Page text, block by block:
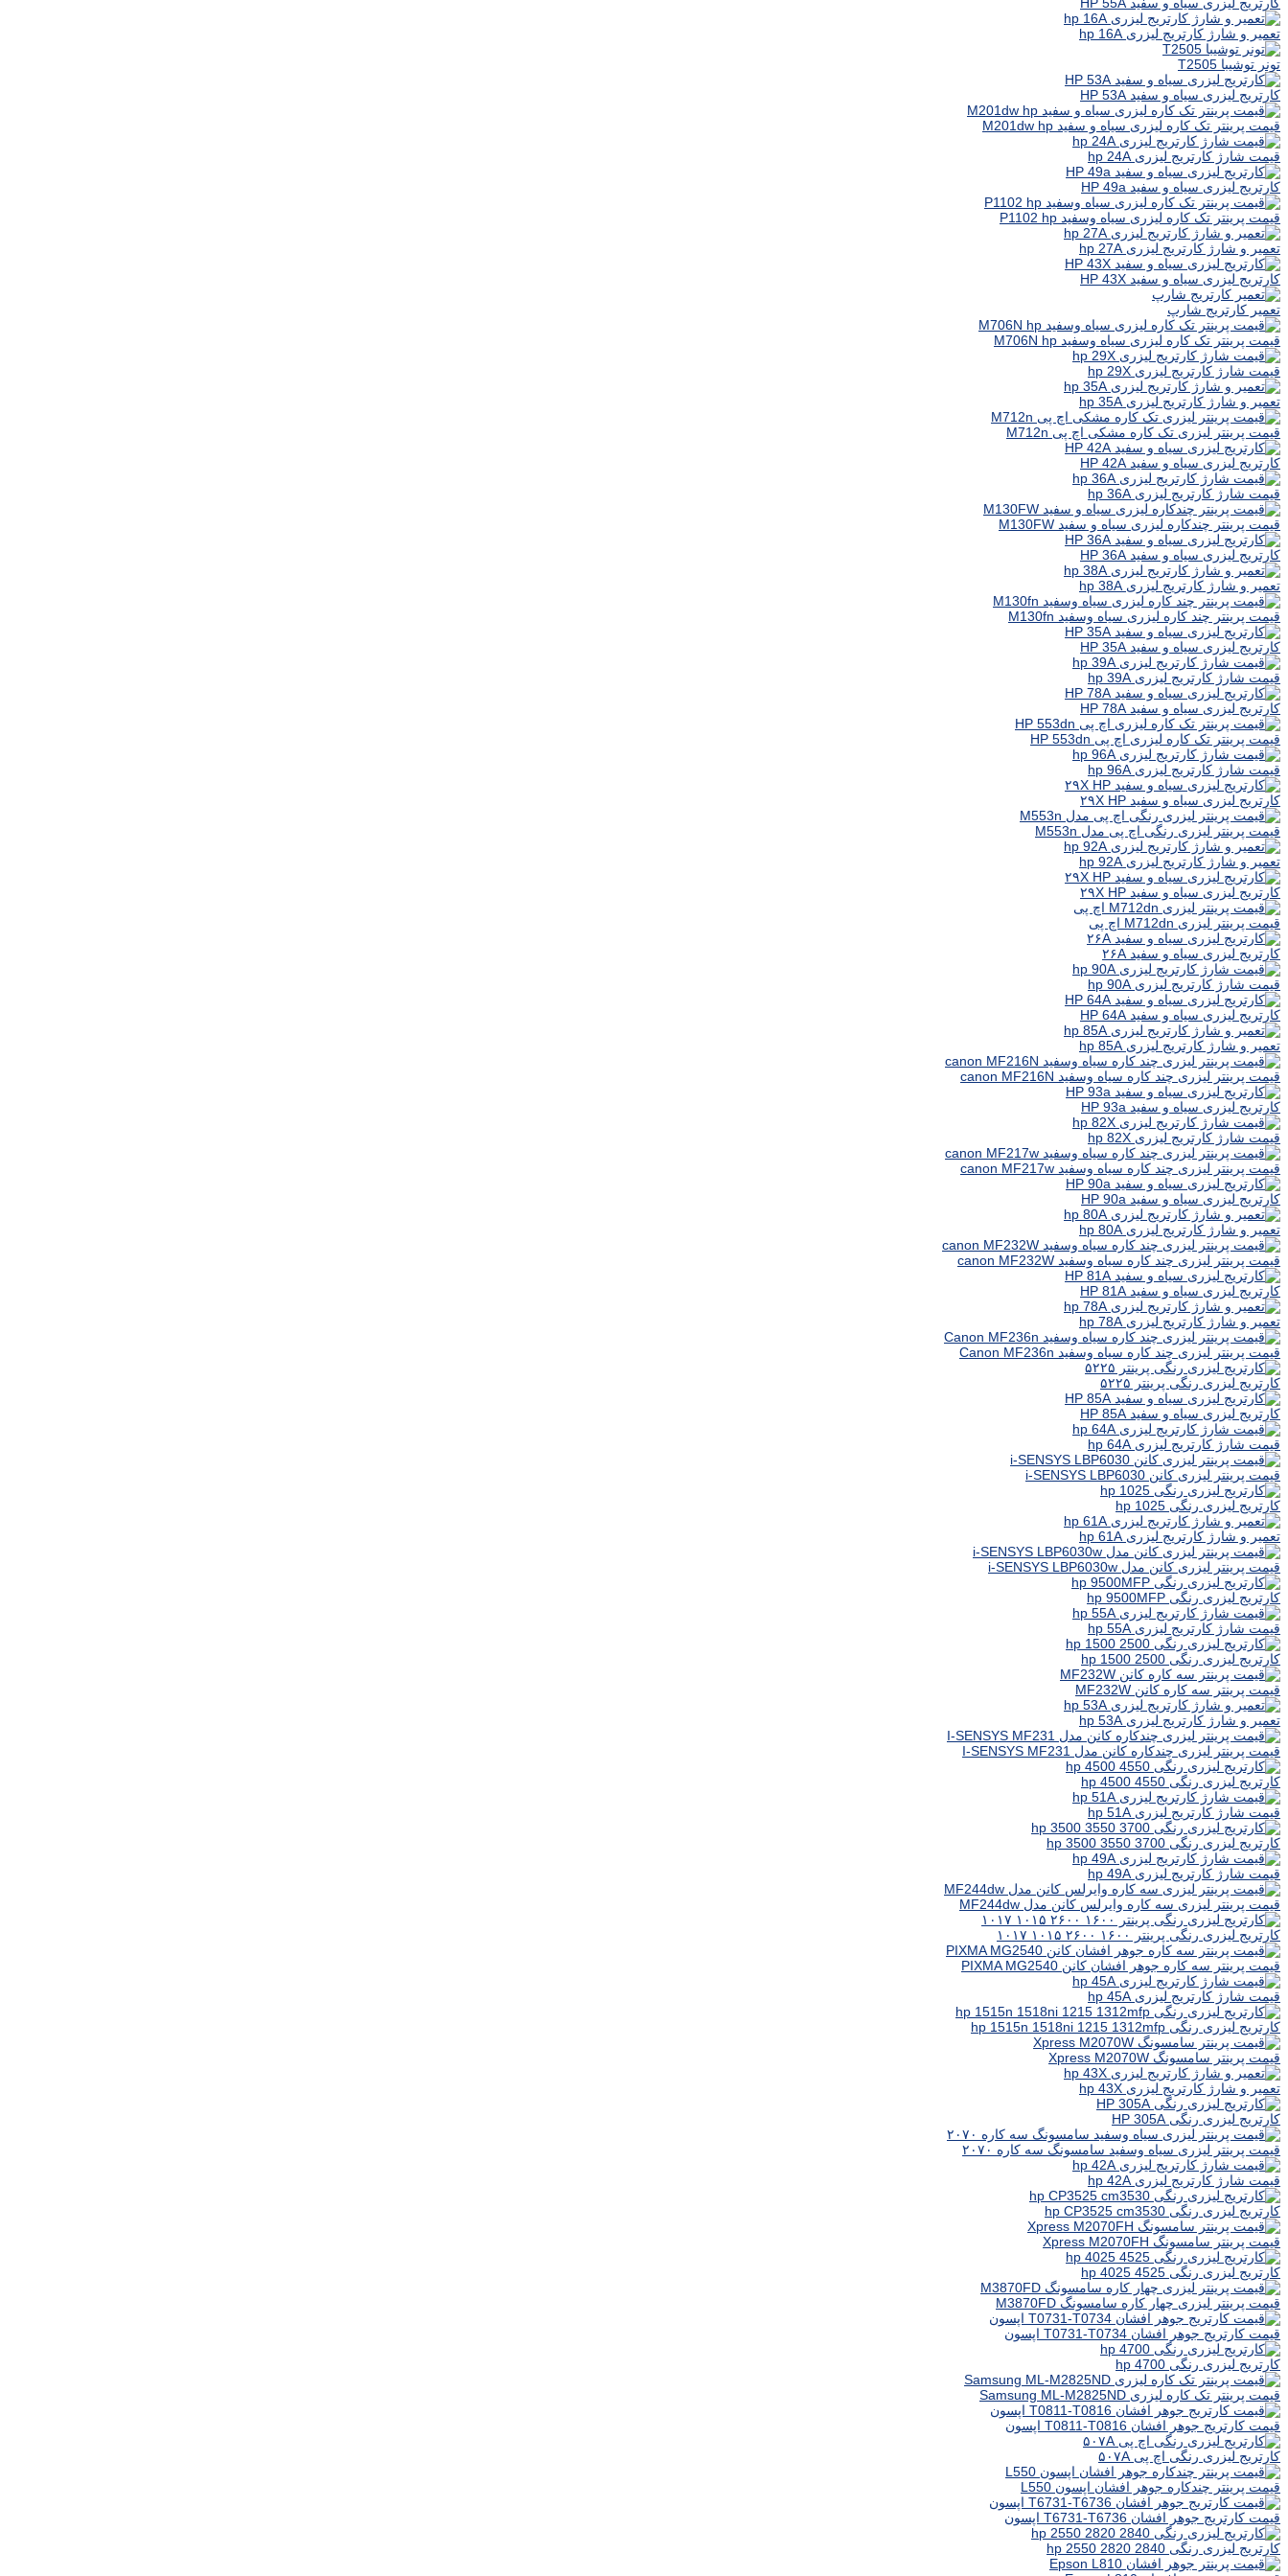
تعمیر و شارژ کارتریج لیزری hp 16A
تونر توشیبا T2505
کارتریج لیزری سیاه و سفید HP 53A
قیمت پرینتر تک کاره لیزری سیاه و سفید M201dw hp
قیمت شارژ کارتریج لیزری hp 24A
کارتریج لیزری سیاه و سفید HP 49a
قیمت پرینتر تک کاره لیزری سیاه وسفید P1102 hp
تعمیر و شارژ کارتریج لیزری hp 27A
کارتریج لیزری سیاه و سفید HP 43X
تعمیر کارتریج شارپ
قیمت پرینتر تک کاره لیزری سیاه وسفید M706N hp
قیمت شارژ کارتریج لیزری hp 29X
تعمیر و شارژ کارتریج لیزری hp 35A
قیمت پرینتر لیزری تک کاره مشکی اچ پی M712n
کارتریج لیزری سیاه و سفید HP 42A
قیمت شارژ کارتریج لیزری hp 36A
قیمت پرینتر چندکاره لیزری سیاه و سفید M130FW
کارتریج لیزری سیاه و سفید HP 36A
تعمیر و شارژ کارتریج لیزری hp 38A
قیمت پرینتر چند کاره لیزری سیاه وسفید M130fn
کارتریج لیزری سیاه و سفید HP 35A
قیمت شارژ کارتریج لیزری hp 39A
کارتریج لیزری سیاه و سفید HP 78A
قیمت پرینتر تک کاره لیزری اچ پی HP 553dn
قیمت شارژ کارتریج لیزری hp 96A
کارتریج لیزری سیاه و سفید ۲۹X HP
قیمت پرینتر لیزری رنگی اچ پی مدل M553n
تعمیر و شارژ کارتریج لیزری hp 92A
کارتریج لیزری سیاه و سفید ۲۹X HP
قیمت پرینتر لیزری M712dn اچ پی
کارتریج لیزری سیاه و سفید ۲۶A
قیمت شارژ کارتریج لیزری hp 90A
کارتریج لیزری سیاه و سفید HP 64A
تعمیر و شارژ کارتریج لیزری hp 85A
قیمت پرینتر لیزری چند کاره سیاه وسفید canon MF216N
کارتریج لیزری سیاه و سفید HP 93a
قیمت شارژ کارتریج لیزری hp 82X
قیمت پرینتر لیزری چند کاره سیاه وسفید canon MF217w
کارتریج لیزری سیاه و سفید HP 90a
تعمیر و شارژ کارتریج لیزری hp 80A
قیمت پرینتر لیزری چند کاره سیاه وسفید canon MF232W
کارتریج لیزری سیاه و سفید HP 81A
تعمیر و شارژ کارتریج لیزری hp 78A
قیمت پرینتر لیزری چند کاره سیاه وسفید Canon MF236n
کارتریج لیزری رنگی پرینتر ۵۲۲۵
کارتریج لیزری سیاه و سفید HP 85A
قیمت شارژ کارتریج لیزری hp 64A
قیمت پرینتر لیزری کانن i-SENSYS LBP6030
کارتریج لیزری رنگی hp 1025
تعمیر و شارژ کارتریج لیزری hp 61A
قیمت پرینتر لیزری کانن مدل i-SENSYS LBP6030w
کارتریج لیزری رنگی hp 9500MFP
قیمت شارژ کارتریج لیزری hp 55A
کارتریج لیزری رنگی hp 1500 2500
قیمت پرینتر سه کاره کانن MF232W
تعمیر و شارژ کارتریج لیزری hp 53A
قیمت پرینتر لیزری چندکاره کانن مدل I-SENSYS MF231
کارتریج لیزری رنگی hp 4500 4550
قیمت شارژ کارتریج لیزری hp 51A
کارتریج لیزری رنگی hp 3500 3550 3700
قیمت شارژ کارتریج لیزری hp 49A
قیمت پرینتر لیزری سه کاره وایرلس کانن مدل MF244dw
کارتریج لیزری رنگی پرینتر ۱۶۰۰ ۲۶۰۰ ۱۰۱۵ ۱۰۱۷
قیمت پرینتر سه کاره جوهر افشان کانن PIXMA MG2540
قیمت شارژ کارتریج لیزری hp 45A
کارتریج لیزری رنگی hp 1515n 1518ni 1215 1312mfp
قیمت پرینتر سامسونگ Xpress M2070W
تعمیر و شارژ کارتریج لیزری hp 43X
کارتریج لیزری رنگی HP 305A
قیمت پرینتر لیزری سیاه وسفید سامسونگ سه کاره ۲۰۷۰
قیمت شارژ کارتریج لیزری hp 42A
کارتریج لیزری رنگی hp CP3525 cm3530
قیمت پرینتر سامسونگ Xpress M2070FH
کارتریج لیزری رنگی hp 4025 4525
قیمت پرینتر لیزری چهار کاره سامسونگ M3870FD
قیمت کارتریج جوهر افشان T0731-T0734 اپسون
کارتریج لیزری رنگی hp 4700
قیمت پرینتر تک کاره لیزری Samsung ML-M2825ND
قیمت کارتریج جوهر افشان T0811-T0816 اپسون
کارتریج لیزری رنگی اچ پی ۵۰۷A
قیمت پرینتر چندکاره جوهر افشان اپسون L550
قیمت کارتریج جوهر افشان T6731-T6736 اپسون
کارتریج لیزری رنگی hp 2550 2820 2840